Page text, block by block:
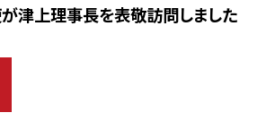
津上理事長を表敬訪問しました